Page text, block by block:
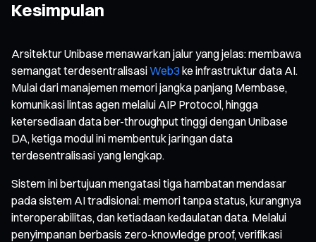
Kesimpulan
Arsitektur Unibase menawarkan jalur yang jelas: membawa
semangat terdesentralisasiWeb3 ke infrastruktur data AI.
Mulai dari manajemen memori jangka panjang Membase,
komunikasi lintas agen melalui AIP Protocol, hingga
ketersediaan data ber-throughput tinggi dengan Unibase
DA, ketiga modul ini membentuk jaringan data
terdesentralisasi yang lengkap.
Sistem ini bertujuan mengatasi tiga hambatan mendasar
pada sistem AI tradisional: memori tanpa status, kurangnya
interoperabilitas, dan ketiadaan kedaulatan data. Melalui
penyimpanan berbasis zero-knowledge proof, verifikasi